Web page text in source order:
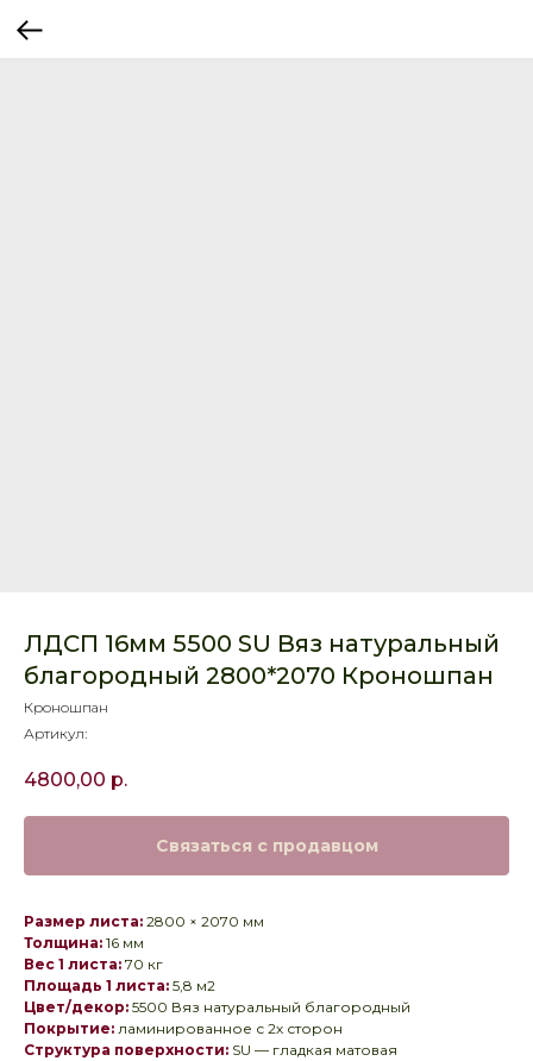
ЛДСП 16мм 5500 SU Вяз натуральный
благородный 2800*2070 Кроношпан
Кроношпан
Артикул:
4800,00 р.
Связаться с продавцом
Размер листа: 2800 × 2070 мм
Толщина: 16 мм
Вес 1 листа: 70 кг
Площадь 1 листа: 5,8 м2
Цвет/декор: 5500 Вяз натуральный благородный
Покрытие: ламинированное с 2х сторон
Структура поверхности: SU — гладкая матовая